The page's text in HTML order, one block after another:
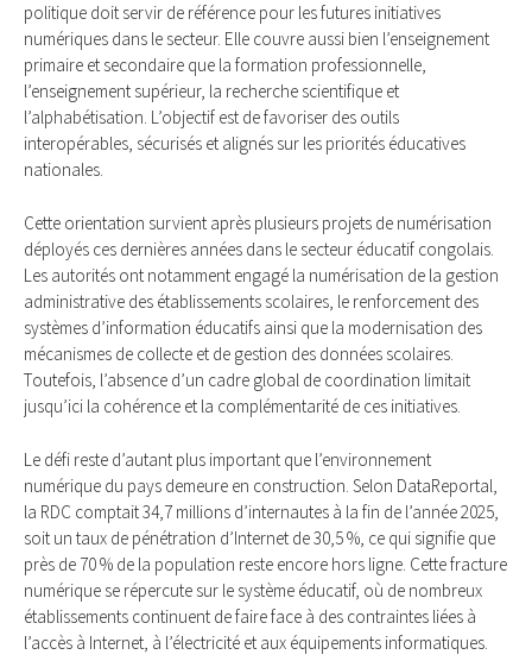
politique doit servir de référence pour les futures initiatives
numériques dans le secteur. Elle couvre aussi bien l’enseignement
primaire et secondaire que la formation professionnelle,
l’enseignement supérieur, la recherche scientifique et
l’alphabétisation. L’objectif est de favoriser des outils
interopérables, sécurisés et alignés sur les priorités éducatives
nationales.
Cette orientation survient après plusieurs projets de numérisation
déployés ces dernières années dans le secteur éducatif congolais.
Les autorités ont notamment engagé la numérisation de la gestion
administrative des établissements scolaires, le renforcement des
systèmes d’information éducatifs ainsi que la modernisation des
mécanismes de collecte et de gestion des données scolaires.
Toutefois, l’absence d’un cadre global de coordination limitait
jusqu’ici la cohérence et la complémentarité de ces initiatives.
Le défi reste d’autant plus important que l’environnement
numérique du pays demeure en construction. Selon DataReportal,
la RDC comptait 34,7 millions d’internautes à la fin de l’année 2025,
soit un taux de pénétration d’Internet de 30,5 %, ce qui signifie que
près de 70 % de la population reste encore hors ligne. Cette fracture
numérique se répercute sur le système éducatif, où de nombreux
établissements continuent de faire face à des contraintes liées à
l’accès à Internet, à l’électricité et aux équipements informatiques.